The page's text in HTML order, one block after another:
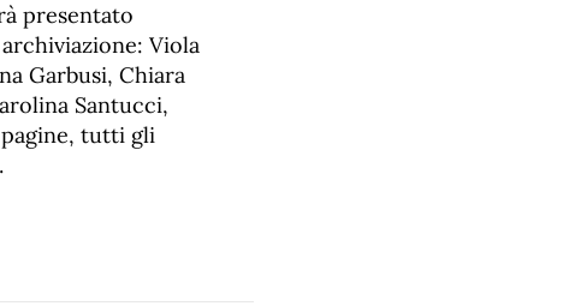
presentato
Viola
Garbusi, Chiara
Santucci,
tutti gli